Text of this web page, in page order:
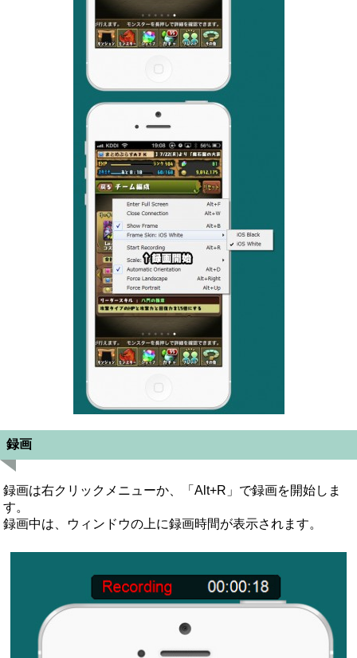
録画
録画は右クリックメニューか、「Alt+R」で録画を開始しま
す。
録画中は、ウィンドウの上に録画時間が表示されます。